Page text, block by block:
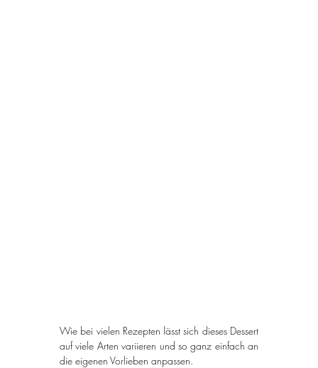
Wie bei vielen Rezepten lässt sich dieses Dessert
auf viele Arten variieren und so ganz einfach an
die eigenen Vorlieben anpassen.